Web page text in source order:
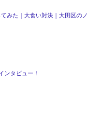
みた｜大食い対決｜大田区のノ
ンタビュー！